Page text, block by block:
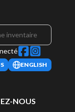
ENGLISH
NOUS